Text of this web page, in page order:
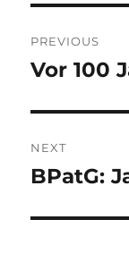
PREVIOUS
Previous
Vor 100
NEXT
Next
BPatG: